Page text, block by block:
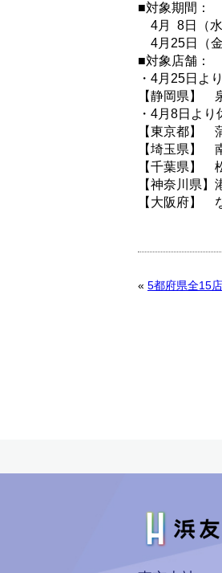
■対象期間：
4月 8日（水
4月25日（
■対象店舗：
・4月25日よ
【静岡県】
・4月8日より
【東京都】
【埼玉県】
【千葉県】
【神奈川県
【大阪府】
« 5都府県全15